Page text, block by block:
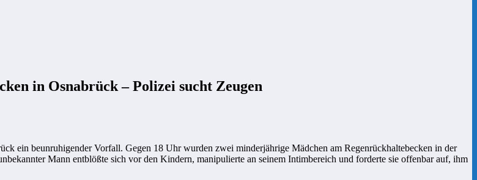
in Osnabrück – Polizei sucht Zeugen
ein beunruhigender Vorfall. Gegen 18 Uhr wurden zwei minderjährige Mädchen am Regenrückhaltebecken in der
Mann entblößte sich vor den Kindern, manipulierte an seinem Intimbereich und forderte sie offenbar auf, ihm